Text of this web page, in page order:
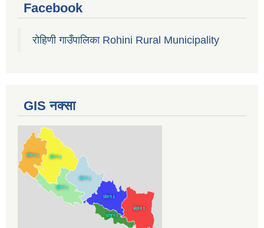
Facebook
रोहिणी गाउँपालिका Rohini Rural Municipality
GIS नक्सा